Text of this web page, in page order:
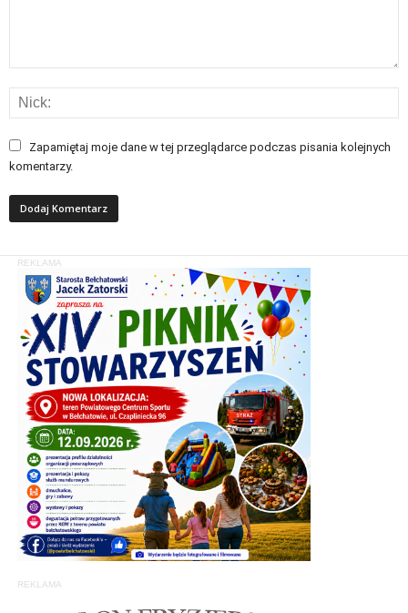
Zapamiętaj moje dane w tej przeglądarce podczas pisania kolejnych
komentarzy.
REKLAMA
REKLAMA